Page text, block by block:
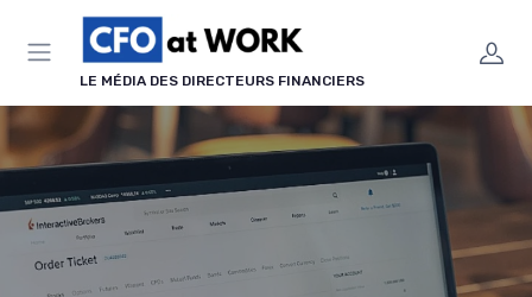
LE MÉDIA DES DIRECTEURS FINANCIERS
Panneau de gestion des cookies